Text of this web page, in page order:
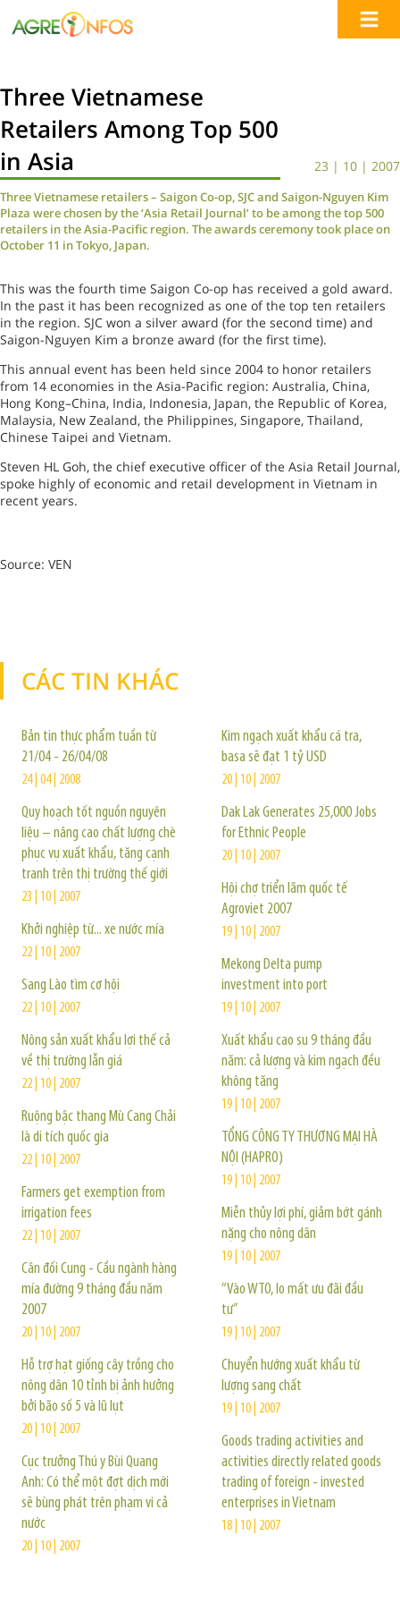
Three Vietnamese
Retailers Among Top 500
in Asia
23 | 10 | 2007
Three Vietnamese retailers – Saigon Co-op, SJC and Saigon-Nguyen Kim
Plaza were chosen by the ‘Asia Retail Journal’ to be among the top 500
retailers in the Asia-Pacific region. The awards ceremony took place on
October 11 in Tokyo, Japan.
This was the fourth time Saigon Co-op has received a gold award.
In the past it has been recognized as one of the top ten retailers
in the region. SJC won a silver award (for the second time) and
Saigon-Nguyen Kim a bronze award (for the first time).
This annual event has been held since 2004 to honor retailers
from 14 economies in the Asia-Pacific region: Australia, China,
Hong Kong–China, India, Indonesia, Japan, the Republic of Korea,
Malaysia, New Zealand, the Philippines, Singapore, Thailand,
Chinese Taipei and Vietnam.
Steven HL Goh, the chief executive officer of the Asia Retail Journal,
spoke highly of economic and retail development in Vietnam in
recent years.
Source: VEN
CÁC TIN KHÁC
Bản tin thực phẩm tuần từ
21/04 - 26/04/08
24 | 04 | 2008
Quy hoạch tốt nguồn nguyên
liệu – nâng cao chất lượng chè
phục vụ xuất khẩu, tăng cạnh
tranh trên thị trường thế giới
23 | 10 | 2007
Khởi nghiệp từ... xe nước mía
22 | 10 | 2007
Sang Lào tìm cơ hội
22 | 10 | 2007
Nông sản xuất khẩu lợi thế cả
về thị trường lẫn giá
22 | 10 | 2007
Ruộng bậc thang Mù Cang Chải
là di tích quốc gia
22 | 10 | 2007
Farmers get exemption from
irrigation fees
22 | 10 | 2007
Cân đối Cung - Cầu ngành hàng
mía đường 9 tháng đầu năm
2007
20 | 10 | 2007
Hỗ trợ hạt giống cây trồng cho
nông dân 10 tỉnh bị ảnh hưởng
bởi bão số 5 và lũ lụt
20 | 10 | 2007
Cục trưởng Thú y Bùi Quang
Anh: Có thể một đợt dịch mới
sẽ bùng phát trên phạm vi cả
nước
20 | 10 | 2007
Kim ngạch xuất khẩu cá tra,
basa sẽ đạt 1 tỷ USD
20 | 10 | 2007
Dak Lak Generates 25,000 Jobs
for Ethnic People
20 | 10 | 2007
Hội chợ triển lãm quốc tế
Agroviet 2007
19 | 10 | 2007
Mekong Delta pump
investment into port
19 | 10 | 2007
Xuất khẩu cao su 9 tháng đầu
năm: cả lượng và kim ngạch đều
không tăng
19 | 10 | 2007
TỔNG CÔNG TY THƯƠNG MẠI HÀ
NỘI (HAPRO)
19 | 10 | 2007
Miễn thủy lợi phí, giảm bớt gánh
nặng cho nông dân
19 | 10 | 2007
“Vào WTO, lo mất ưu đãi đầu
tư”
19 | 10 | 2007
Chuyển hướng xuất khẩu từ
lượng sang chất
19 | 10 | 2007
Goods trading activities and
activities directly related goods
trading of foreign - invested
enterprises in Vietnam
18 | 10 | 2007